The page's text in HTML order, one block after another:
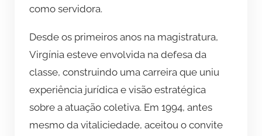
como servidora.
Desde os primeiros anos na magistratura,
Virgínia esteve envolvida na defesa da
classe, construindo uma carreira que uniu
experiência jurídica e visão estratégica
sobre a atuação coletiva. Em 1994, antes
mesmo da vitaliciedade, aceitou o convite